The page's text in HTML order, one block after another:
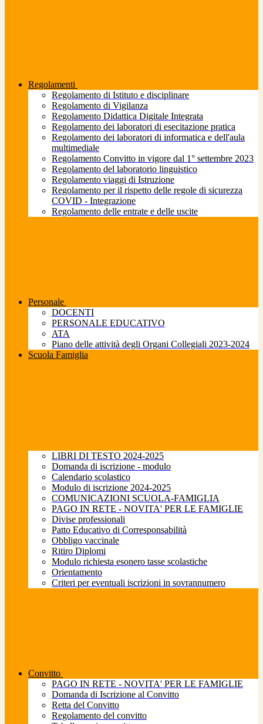
Regolamenti
Regolamento di Istituto e disciplinare
Regolamento di Vigilanza
Regolamento Didattica Digitale Integrata
Regolamento dei laboratori di esecitazione pratica
Regolamento dei laboratori di informatica e dell'aula
multimediale
Regolamento Convitto in vigore dal 1° settembre 2023
Regolamento del laboratorio linguistico
Regolamento viaggi di Istruzione
Regolamento per il rispetto delle regole di sicurezza
COVID - Integrazione
Regolamento delle entrate e delle uscite
Personale
DOCENTI
PERSONALE EDUCATIVO
ATA
Piano delle attività degli Organi Collegiali 2023-2024
Scuola Famiglia
LIBRI DI TESTO 2024-2025
Domanda di iscrizione - modulo
Calendario scolastico
Modulo di iscrizione 2024-2025
COMUNICAZIONI SCUOLA-FAMIGLIA
PAGO IN RETE - NOVITA' PER LE FAMIGLIE
Divise professionali
Patto Educativo di Corresponsabilità
Obbligo vaccinale
Ritiro Diplomi
Modulo richiesta esonero tasse scolastiche
Orientamento
Criteri per eventuali iscrizioni in sovrannumero
Convitto
PAGO IN RETE - NOVITA' PER LE FAMIGLIE
Domanda di Iscrizione al Convitto
Retta del Convitto
Regolamento del convitto